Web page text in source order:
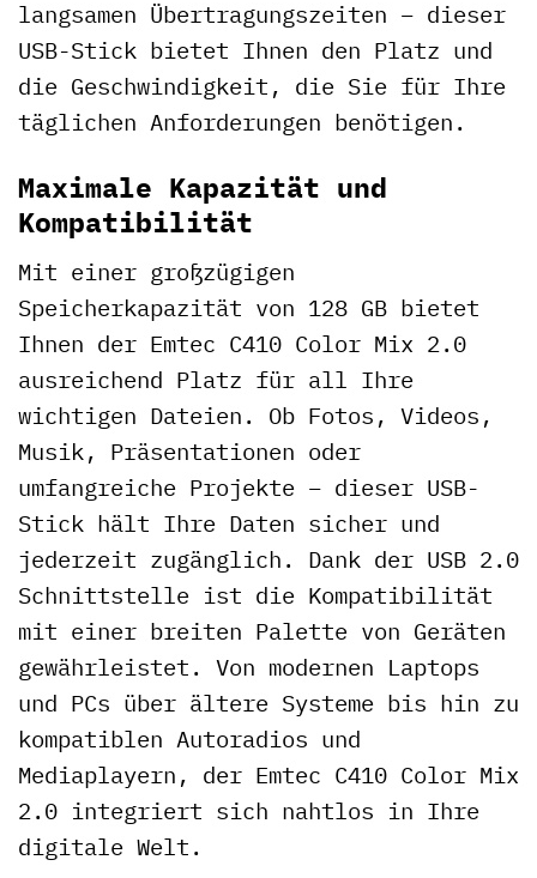
langsamen Übertragungszeiten – dieser
USB-Stick bietet Ihnen den Platz und
die Geschwindigkeit, die Sie für Ihre
täglichen Anforderungen benötigen.
Maximale Kapazität und
Kompatibilität
Mit einer großzügigen
Speicherkapazität von 128 GB bietet
Ihnen der Emtec C410 Color Mix 2.0
ausreichend Platz für all Ihre
wichtigen Dateien. Ob Fotos, Videos,
Musik, Präsentationen oder
umfangreiche Projekte – dieser USB-
Stick hält Ihre Daten sicher und
jederzeit zugänglich. Dank der USB 2.0
Schnittstelle ist die Kompatibilität
mit einer breiten Palette von Geräten
gewährleistet. Von modernen Laptops
und PCs über ältere Systeme bis hin zu
kompatiblen Autoradios und
Mediaplayern, der Emtec C410 Color Mix
2.0 integriert sich nahtlos in Ihre
digitale Welt.